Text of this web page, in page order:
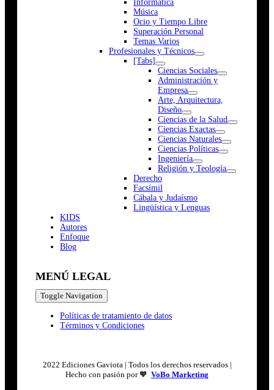
Informática
Música
Ocio y Tiempo Libre
Superación Personal
Temas Varios
Profesionales y Técnicos
[Tabs]
Ciencias Sociales
Administración y
Empresa
Arte, Arquitectura,
Diseño
Ciencias de la Salud
Ciencias Exactas
Ciencias Naturales
Ciencias Políticas
Ingeniería
Religión y Teología
Derecho
Facsímil
Cábala y Judaísmo
Lingüística y Lenguas
KIDS
Autores
Enfoque
Blog
MENÚ LEGAL
Toggle Navigation
Políticas de tratamiento de datos
Términos y Condiciones
2022 Ediciones Gaviota | Todos los derechos reservados |
Hecho con pasión por 🧡 VoBo Marketing